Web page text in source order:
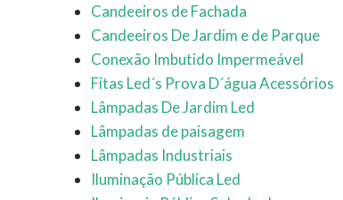
Candeeiros de Fachada
Candeeiros De Jardim e de Parque
Conexão Imbutido Impermeável
Fitas Led´s Prova D´água Acessórios
Lâmpadas De Jardim Led
Lâmpadas de paisagem
Lâmpadas Industriais
Iluminação Pública Led